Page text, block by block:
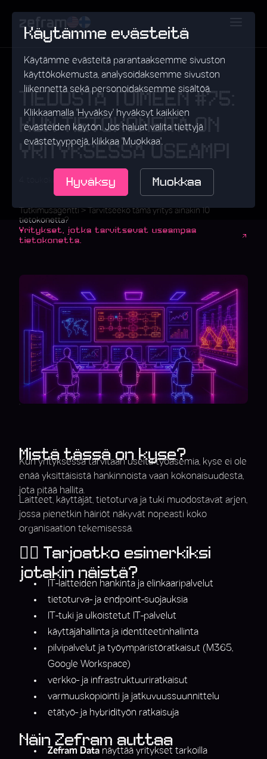
Käytämme evästeitä
Käytämme evästeitä parantaaksemme sivuston
käyttökokemusta, analysoidaksemme sivuston
liikennettä sekä personoidaksemme sisältöä.
Klikkaamalla 'Hyväksy' hyväksyt kaikkien
evästeiden käytön. Jos haluat valita tiettyjä
evästetyyppejä, klikkaa 'Muokkaa'.
Hyväksy Muokkaa
TIEDOSTA TOIMEEN #75:
KUN TIETOKONEITA ON
YRITYKSESSÄ USEAMPI
4. toukokuuta 2026• Data
Tutkimusagentti > Tarvitseeko tämä yritys ainakin 10
tietokonetta?
Yritykset, jotka tarvitsevat useampaa
tietokonetta.
Mistä tässä on kyse?
Kun yrityksessä tarvitaan useita työasemia, kyse ei ole
enää yksittäisistä hankinnoista vaan kokonaisuudesta,
jota pitää hallita.
Laitteet, käyttäjät, tietoturva ja tuki muodostavat arjen,
jossa pienetkin häiriöt näkyvät nopeasti koko
organisaation tekemisessä.
👉🏼 Tarjoatko esimerkiksi
jotakin näistä?
IT-laitteiden hankinta ja elinkaaripalvelut
tietoturva- ja endpoint-suojauksia
IT-tuki ja ulkoistetut IT-palvelut
käyttäjähallinta ja identiteetinhallinta
pilvipalvelut ja työympäristöratkaisut (M365,
Google Workspace)
verkko- ja infrastruktuuriratkaisut
varmuuskopiointi ja jatkuvuussuunnittelu
etätyö- ja hybridityön ratkaisuja
Näin Zefram auttaa
Zefram Data näyttää yritykset tarkoilla